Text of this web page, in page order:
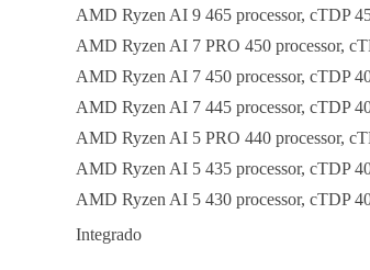
AMD Ryzen AI 9 465 processor, cTDP
AMD Ryzen AI 7 PRO 450 processor,
AMD Ryzen AI 7 450 processor, cTDP
AMD Ryzen AI 7 445 processor, cTDP
AMD Ryzen AI 5 PRO 440 processor,
AMD Ryzen AI 5 435 processor, cTDP
AMD Ryzen AI 5 430 processor, cTDP
Integrado